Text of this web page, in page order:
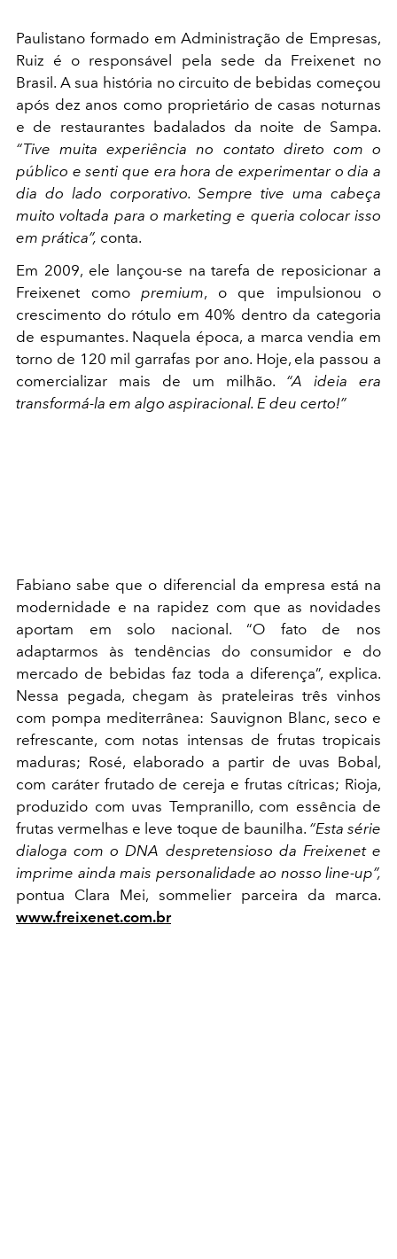
Paulistano formado em Administração de Empresas,
Ruiz é o responsável pela sede da Freixenet no
Brasil. A sua história no circuito de bebidas começou
após dez anos como proprietário de casas noturnas
e de restaurantes badalados da noite de Sampa.
“Tive muita experiência no contato direto com o
público e senti que era hora de experimentar o dia a
dia do lado corporativo. Sempre tive uma cabeça
muito voltada para o marketing e queria colocar isso
em prática”, conta.
Em 2009, ele lançou-se na tarefa de reposicionar a
Freixenet como premium, o que impulsionou o
crescimento do rótulo em 40% dentro da categoria
de espumantes. Naquela época, a marca vendia em
torno de 120 mil garrafas por ano. Hoje, ela passou a
comercializar mais de um milhão. “A ideia era
transformá-la em algo aspiracional. E deu certo!”
Fabiano sabe que o diferencial da empresa está na
modernidade e na rapidez com que as novidades
aportam em solo nacional. “O fato de nos
adaptarmos às tendências do consumidor e do
mercado de bebidas faz toda a diferença”, explica.
Nessa pegada, chegam às prateleiras três vinhos
com pompa mediterrânea: Sauvignon Blanc, seco e
refrescante, com notas intensas de frutas tropicais
maduras; Rosé, elaborado a partir de uvas Bobal,
com caráter frutado de cereja e frutas cítricas; Rioja,
produzido com uvas Tempranillo, com essência de
frutas vermelhas e leve toque de baunilha. “Esta série
dialoga com o DNA despretensioso da Freixenet e
imprime ainda mais personalidade ao nosso line-up”,
pontua Clara Mei, sommelier parceira da marca.
www.freixenet.com.br